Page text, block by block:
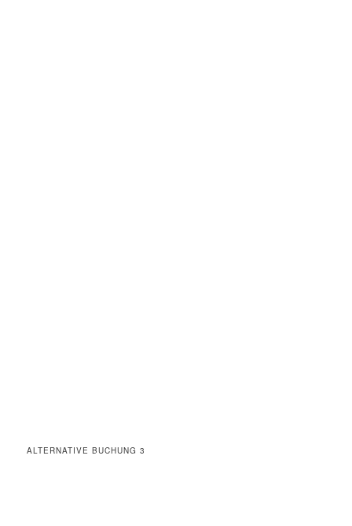
ALTERNATIVE BUCHUNG 3